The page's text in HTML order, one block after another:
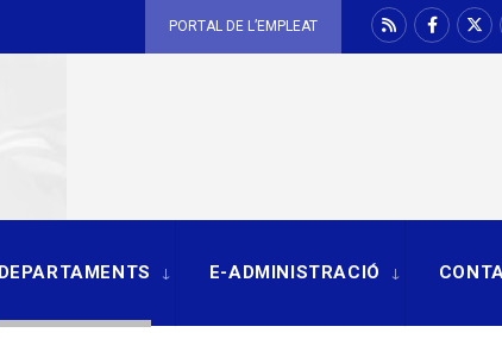
PORTAL DE L’EMPLEAT
DEPARTAMENTS E-ADMINISTRACIÓ